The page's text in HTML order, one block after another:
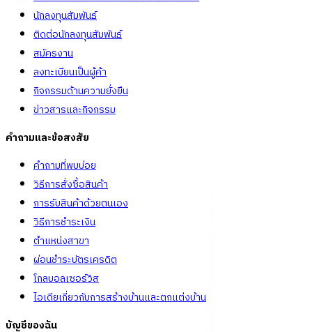
นักลงทุนสัมพันธ์
ติดต่อนักลงทุนสัมพันธ์
สมัครงาน
ลงทะเบียนเป็นผู้ค้า
กิจกรรมด้านความยั่งยืน
ข่าวสารและกิจกรรม
คำถามและข้อสงสัย
คำถามที่พบบ่อย
วิธีการสั่งซื้อสินค้า
การรับสินค้าด้วยตนเอง
วิธีการชำระเงิน
ตำแหน่งสาขา
ผ่อนชำระบัตรเครดิต
โกลบอลเซอร์วิส
ไอเดียเกี่ยวกับการสร้างบ้านและตกแต่งบ้าน
บัญชีของฉัน